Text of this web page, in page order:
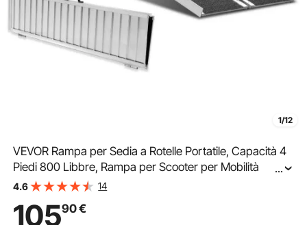
1/12
VEVOR Rampa per Sedia a Rotelle Portatile, Capacità 4
Piedi 800 Libbre, Rampa per Scooter per Mobilità
Pieghevole, Rampa per Disabili per Gradini di Casa,
...
4.6 14
10590€